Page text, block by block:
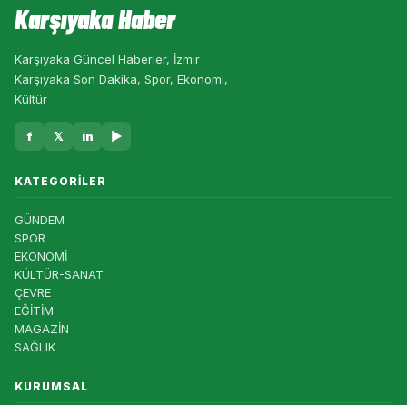
Karşıyaka Haber
Karşıyaka Güncel Haberler, İzmir
Karşıyaka Son Dakika, Spor, Ekonomi,
Kültür
f 𝕏 in ▶
KATEGORILER
GÜNDEM
SPOR
EKONOMİ
KÜLTÜR-SANAT
ÇEVRE
EĞİTİM
MAGAZİN
SAĞLIK
KURUMSAL